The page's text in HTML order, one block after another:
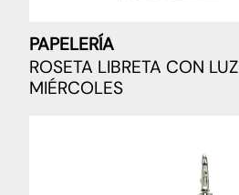
PAPELERÍA
ROSETA LIBRETA CON LUZ
MIÉRCOLES